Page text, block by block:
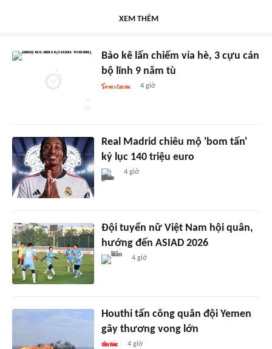
XEM THÊM
Bảo kê lấn chiếm vỉa hè, 3 cựu cán
bộ lĩnh 9 năm tù
4 giờ
Real Madrid chiêu mộ 'bom tấn'
kỷ lục 140 triệu euro
4 giờ
Đội tuyển nữ Việt Nam hội quân,
hướng đến ASIAD 2026
4 giờ
Houthi tấn công quân đội Yemen
gây thương vong lớn
4 giờ